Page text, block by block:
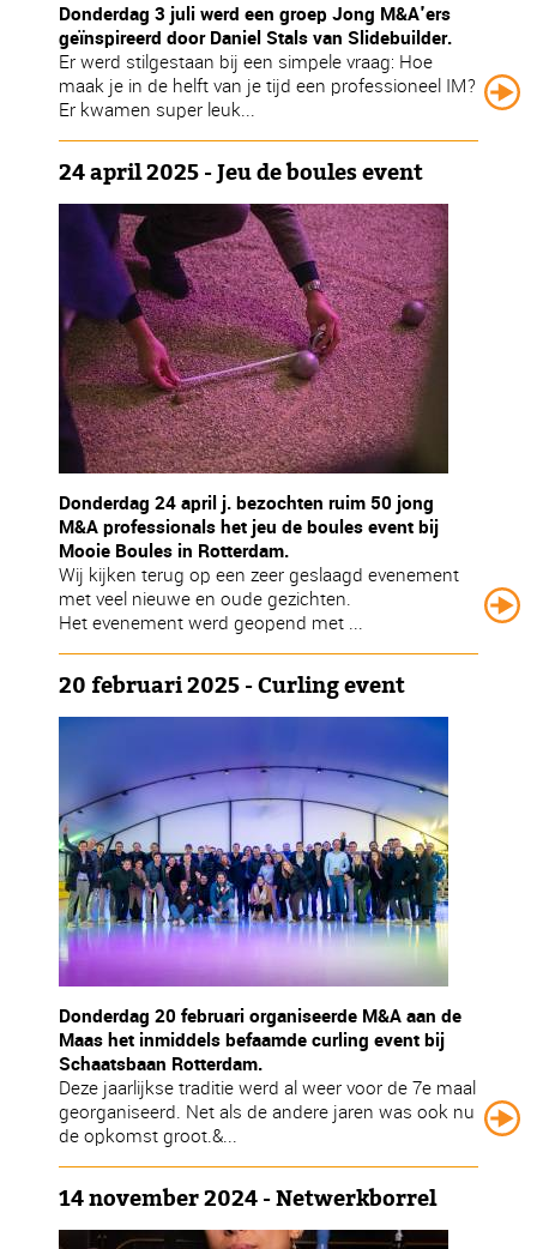
Donderdag 3 juli werd een groep Jong M&A'ers
geïnspireerd door Daniel Stals van Slidebuilder.
Er werd stilgestaan bij een simpele vraag: Hoe
maak je in de helft van je tijd een professioneel IM?
Er kwamen super leuk...
24 april 2025 - Jeu de boules event
Donderdag 24 april j. bezochten ruim 50 jong
M&A professionals het jeu de boules event bij
Mooie Boules in Rotterdam.
Wij kijken terug op een zeer geslaagd evenement
met veel nieuwe en oude gezichten.
Het evenement werd geopend met ...
20 februari 2025 - Curling event
Donderdag 20 februari organiseerde M&A aan de
Maas het inmiddels befaamde curling event bij
Schaatsbaan Rotterdam.
Deze jaarlijkse traditie werd al weer voor de 7e maal
georganiseerd. Net als de andere jaren was ook nu
de opkomst groot.&...
14 november 2024 - Netwerkborrel